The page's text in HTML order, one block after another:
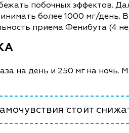
побочных эффектов.
более 1000 мг/
приема Фенибута (4
на день и 250 мг на ночь.
стоит